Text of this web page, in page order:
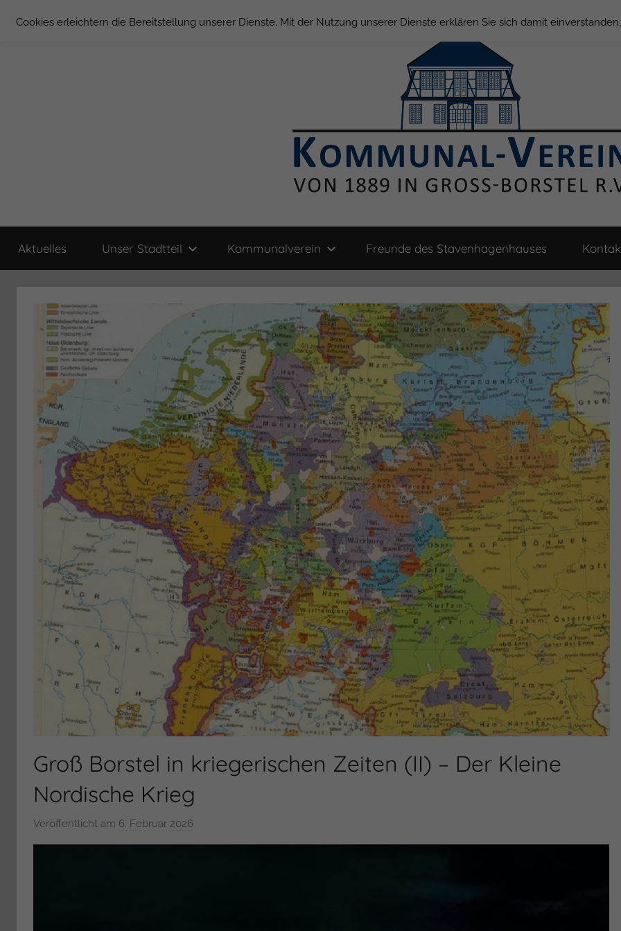
Inhalt
Groß
Borstel
Verein
von
Aktuelles Unser Stadtteil Kommunalverein Freunde des Stavenhagenhauses
Groß Borstel in kriegerischen Zeiten (II) – Der Kleine
Nordische Krieg
Veröffentlicht am 6. Februar 2026
o
Cookies erleichtern die Bereitstellung unserer Dienste. Mit der Nutzung unserer Dienste erklären Sie sich damit